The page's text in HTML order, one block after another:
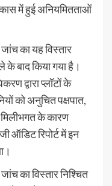
में हुई अनियमितताओं
का यह विस्तार
बाद किया गया है।
द्वारा प्लॉटों के
को अनुचित पक्षपात,
मिलीभगत के कारण
ऑडिट रिपोर्ट में इन
का विस्तार निश्चित